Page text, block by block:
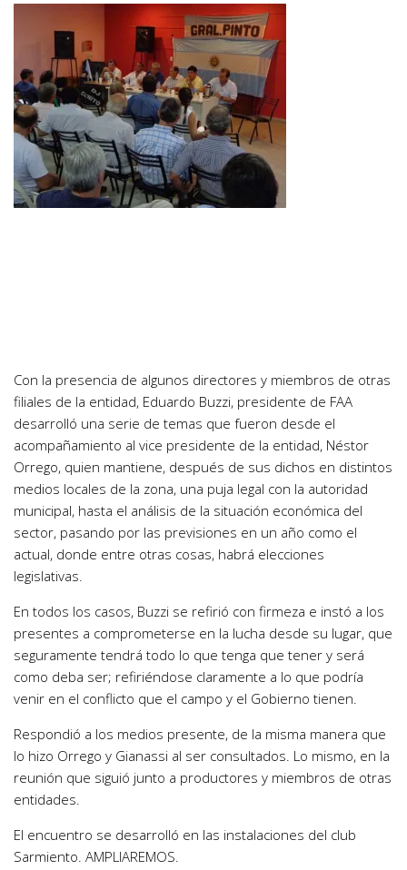
Con la presencia de algunos directores y miembros de otras
filiales de la entidad, Eduardo Buzzi, presidente de FAA
desarrolló una serie de temas que fueron desde el
acompañamiento al vice presidente de la entidad, Néstor
Orrego, quien mantiene, después de sus dichos en distintos
medios locales de la zona, una puja legal con la autoridad
municipal, hasta el análisis de la situación económica del
sector, pasando por las previsiones en un año como el
actual, donde entre otras cosas, habrá elecciones
legislativas.
En todos los casos, Buzzi se refirió con firmeza e instó a los
presentes a comprometerse en la lucha desde su lugar, que
seguramente tendrá todo lo que tenga que tener y será
como deba ser; refiriéndose claramente a lo que podría
venir en el conflicto que el campo y el Gobierno tienen.
Respondió a los medios presente, de la misma manera que
lo hizo Orrego y Gianassi al ser consultados. Lo mismo, en la
reunión que siguió junto a productores y miembros de otras
entidades.
El encuentro se desarrolló en las instalaciones del club
Sarmiento. AMPLIAREMOS.